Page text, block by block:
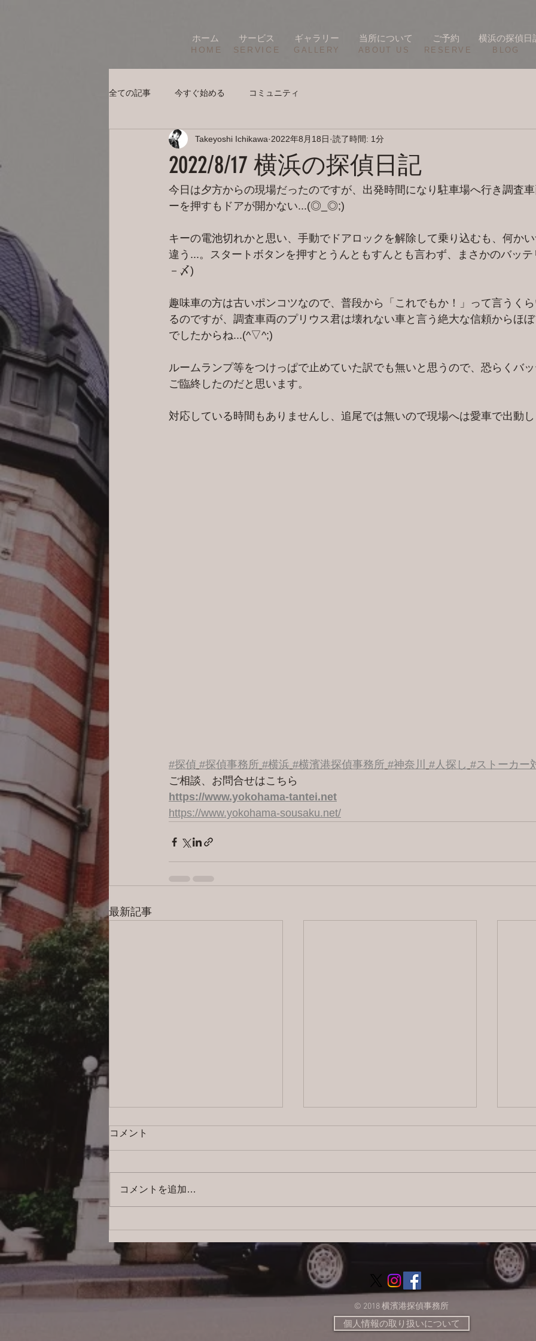
ホーム サービス ギャラリー 当所について ご予約 横浜の探偵日
HOME SERVICE ​GALLERY ​ABOUT US RESERVE BLOG
全ての記事 今すぐ始める コミュニティ
2022/8/17 横浜の探偵日記
Takeyoshi Ichikawa 2022年8月18日 読了時間: 1分
今日は夕方からの現場だったのですが、出発時間になり駐車場へ行き調査
ーを押すもドアが開かない...(◎_◎;)
キーの電池切れかと思い、手動でドアロックを解除して乗り込むも、何か
違う...。スタートボタンを押すとうんともすんとも言わず、まさかのバッ
－〆)
趣味車の方は古いポンコツなので、普段から「これでもか！」って言うく
るのですが、調査車両のプリウス君は壊れない車と言う絶大な信頼からほ
でしたからね...(^▽^;)
ルームランプ等をつけっぱで止めていた訳でも無いと思うので、恐らくバ
ご臨終したのだと思います。
対応している時間もありませんし、追尾では無いので現場へは愛車で出動
#探偵 #探偵事務所 #横浜 #横濱港探偵事務所 #神奈川 #人探し #ストーカー
ご相談、お問合せはこちら
https://www.yokohama-tantei.net
https://www.yokohama-sousaku.net/
最新記事
日目〜
日目〜
ス
調
コメント
コメントを追加…
© 2018 横濱港探偵事務所
個人情報の取り扱いについて